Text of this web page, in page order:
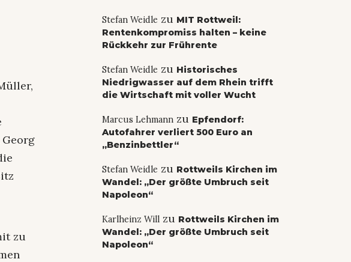
zu
Stefan Weidle zu MIT Rottweil:
Rentenkompromiss halten – keine
Rückkehr zur Frührente
Stefan Weidle zu Historisches
Niedrigwasser auf dem Rhein trifft
die Wirtschaft mit voller Wucht
Marcus Lehmannzu Epfendorf:
Autofahrer verliert 500 Euro an
„Benzinbettler“
Stefan Weidle zu Rottweils Kirchen im
Wandel: „Der größte Umbruch seit
Napoleon“
Karlheinz Willzu Rottweils Kirchen im
Wandel: „Der größte Umbruch seit
Napoleon“